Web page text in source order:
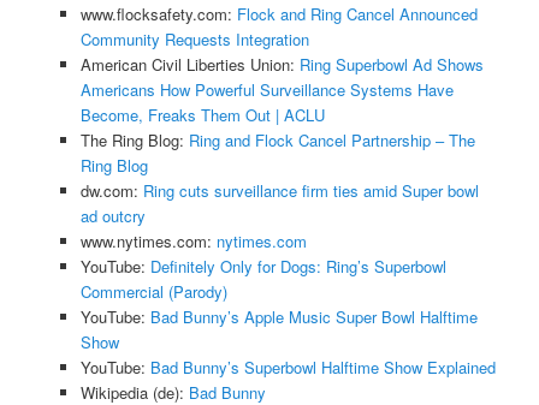
www.flocksafety.com: Flock and Ring Cancel Announced
Community Requests Integration
American Civil Liberties Union: Ring Superbowl Ad Shows
Americans How Powerful Surveillance Systems Have
Become, Freaks Them Out | ACLU
The Ring Blog: Ring and Flock Cancel Partnership – The
Ring Blog
dw.com: Ring cuts surveillance firm ties amid Super bowl
ad outcry
www.nytimes.com: nytimes.com
YouTube: Definitely Only for Dogs: Ring’s Superbowl
Commercial (Parody)
YouTube: Bad Bunny’s Apple Music Super Bowl Halftime
Show
YouTube: Bad Bunny’s Superbowl Halftime Show Explained
Wikipedia (de): Bad Bunny